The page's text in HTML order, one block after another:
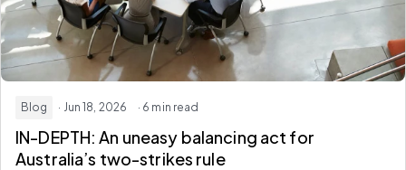
Blog · Jun 18, 2026 · 6 min read
IN-DEPTH: An uneasy balancing act for
Australia’s two-strikes rule